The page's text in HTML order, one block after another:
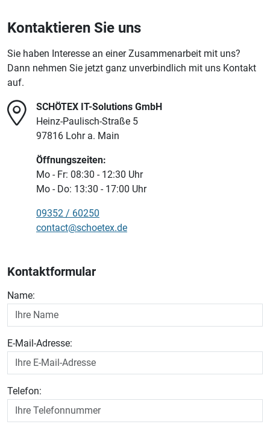
Kontaktieren Sie uns
Sie haben Interesse an einer Zusammenarbeit mit uns?
Dann nehmen Sie jetzt ganz unverbindlich mit uns Kontakt
auf.
SCHÖTEX IT-Solutions GmbH
Heinz-Paulisch-Straße 5
97816 Lohr a. Main
Öffnungszeiten:
Mo - Fr: 08:30 - 12:30 Uhr
Mo - Do: 13:30 - 17:00 Uhr
09352 / 60250
contact@schoetex.de
Kontaktformular
Name:
E-Mail-Adresse:
Telefon: